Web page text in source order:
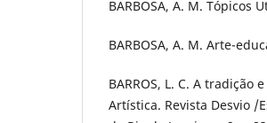
BARBOSA, A. M. Tópicos
BARBOSA, A. M. Arte-
BARROS, L. C. A tradição
Artística. Revista Desvio /